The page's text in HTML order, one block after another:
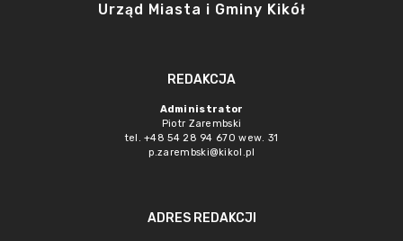
Urząd Miasta i Gminy Kikół
REDAKCJA
Administrator
Piotr Zarembski
tel. +48 54 28 94 670 wew. 31
p.zarembski@kikol.pl
ADRES REDAKCJI